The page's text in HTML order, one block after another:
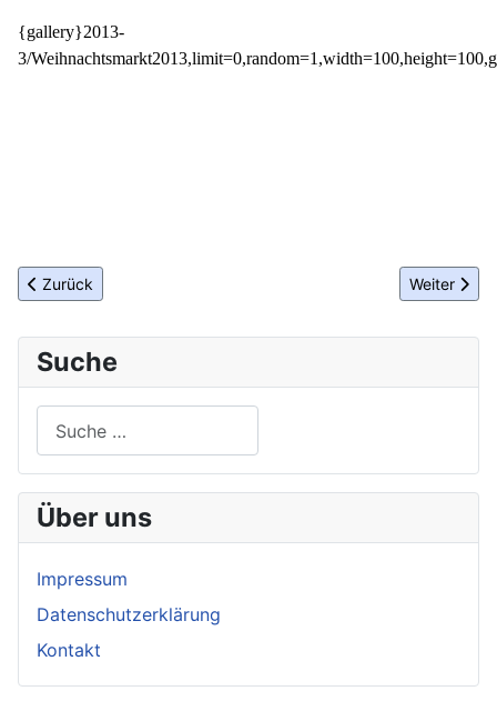
{gallery}2013-
3/
Vorheriger Beitrag: DGNR 2013 Berlin
Zurück Nächster
Weiter
Suche
Über uns
Impressum
Datenschutzerklärung
Kontakt